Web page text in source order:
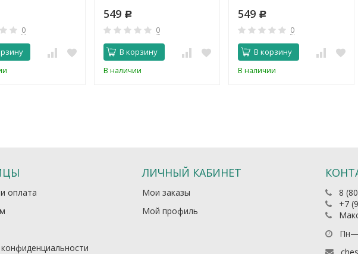
0
549 Р
0
В корзину
В наличии
549 Р
0
В корзину
В наличии
оплата
ЛИЧНЫЙ КАБИНЕТ
Мои заказы
Мой профиль
8
+7